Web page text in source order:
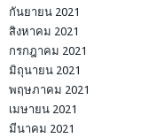
กันยายน 2021
สิงหาคม 2021
กรกฎาคม 2021
มิถุนายน 2021
พฤษภาคม 2021
เมษายน 2021
มีนาคม 2021